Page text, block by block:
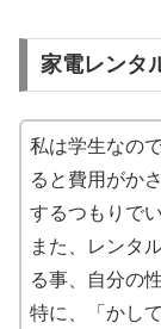
家電レンタ
私は学生なの
ると費用がか
するつもりで
また、レンタ
る事、自分の
特に、「かし